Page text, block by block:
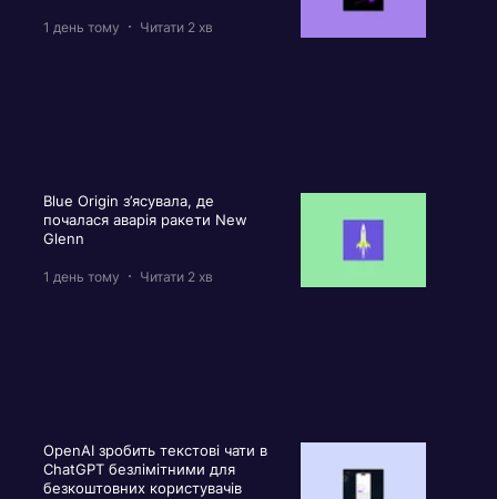
1 день тому Читати 2 хв
Blue Origin з’ясувала, де
почалася аварія ракети New
Glenn
1 день тому Читати 2 хв
OpenAI зробить текстові чати в
ChatGPT безлімітними для
безкоштовних користувачів